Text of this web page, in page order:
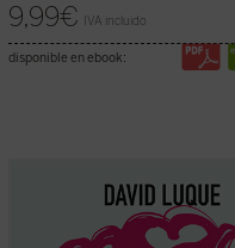
9,99€ IVA incluido
disponible en ebook:
David Luque investiga la teoría
«educación liberal» a fin de
el amor: el amor a los libros, el